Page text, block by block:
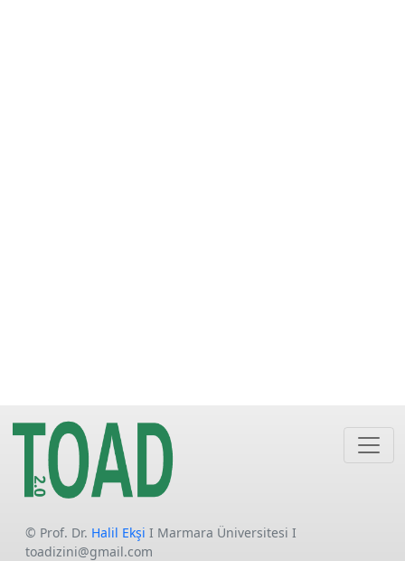
© Prof. Dr. Halil Ekşi I Marmara Üniversitesi I
toadizini@gmail.com